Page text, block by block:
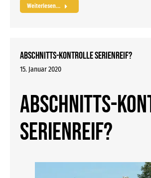
Weiterlesen...
Abschnitts-Kontrolle serienreif?
15. Januar 2020
Abschnitts-
serienreif?